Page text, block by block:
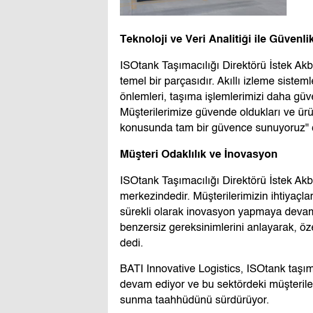
Teknoloji ve Veri Analitiği ile
ISOtank Taşımacılığı Direktörü İstek
temel bir parçasıdır. Akıllı izleme
önlemleri, taşıma işlemlerimizi daha
Müşterilerimize güvende oldukları ve
konusunda tam bir güvence sunuyoruz"
Müşteri Odaklılık ve İnovasyon
ISOtank Taşımacılığı Direktörü İstek
merkezindedir. Müşterilerimizin
sürekli olarak inovasyon yapmaya
benzersiz gereksinimlerini anlayarak,
dedi.
BATI Innovative Logistics, ISOtank
devam ediyor ve bu sektördeki
sunma taahhüdünü sürdürüyor.